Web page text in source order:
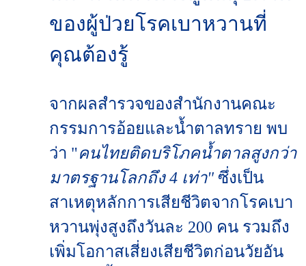
ของผู้ป่วยโรคเบาหวานที่
คุณต้องรู้
จากผลสำรวจของสำนักงานคณะ
กรรมการอ้อยและน้ำตาลทราย พบ
ว่า "คนไทยติดบริโภคน้ำตาลสูงกว่า
มาตรฐานโลกถึง 4 เท่า" ซึ่งเป็น
สาเหตุหลักการเสียชีวิตจากโรคเบา
หวานพุ่งสูงถึงวันละ 200 คน รวมถึง
เพิ่มโอกาสเสี่ยงเสียชีวิตก่อนวัยอัน